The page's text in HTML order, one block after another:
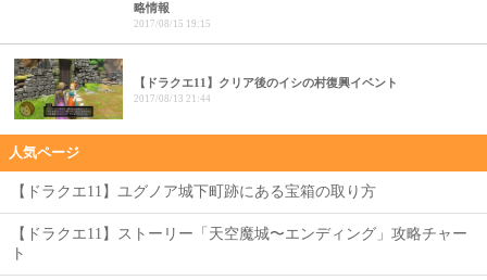
略情報
2017/08/15 19:15
【ドラクエ11】クリア後のイシの村復興イベント
2017/08/13 21:44
人気ページ
【ドラクエ11】ユグノア城下町跡にある宝箱の取り方
【ドラクエ11】ストーリー「天空魔城〜エンディング」攻略チャー
ト